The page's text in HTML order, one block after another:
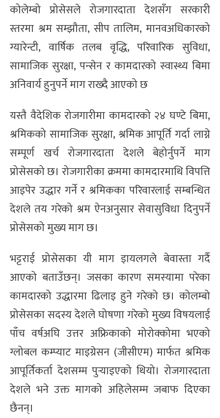
कोलेम्बो प्रोसेसले रोजगारदाता देशसँग सरकारी
स्तरमा श्रम सम्झौता, सीप तालिम, मानवअधिकारको
ग्यारेन्टी, वार्षिक तलब वृद्धि, परिवारिक सुविधा,
सामाजिक सुरक्षा, पन्सेन र कामदारको स्वास्थ्य बिमा
अनिवार्य हुनुपर्ने माग राख्दै आएको छ
यस्तै वैदेशिक रोजगारीमा कामदारको २४ घण्टे बिमा,
श्रमिकको सामाजिक सुरक्षा, श्रमिक आपूर्ति गर्दा लाग्ने
सम्पूर्ण खर्च रोजगारदाता देशले बेहोर्नुपर्ने माग
प्रोसेसको छ। रोजगारीका क्रममा कामदारमाथि विपत्ति
आइपेर उद्धार गर्ने र श्रमिकका परिवारलाई सम्बन्धित
देशले तय गरेको श्रम ऐनअनुसार सेवासुविधा दिनुपर्ने
प्रोसेसको मुख्य माग छ।
भट्टराई प्रोसेसका यी माग इायलगले बेवास्ता गर्दै
आएको बताउँछन्। जसका कारण समस्यामा परेका
कामदारको उद्धारमा ढिलाइ हुने गरेको छ। कोलम्बो
प्रोसेसका सदस्य देशले घोषणा गरेको मुख्य विषयलाई
पाँच वर्षअघि उत्तर अफ्रिकाको मोरोक्कोमा भएको
ग्लोबल कम्प्याट माइग्रेसन (जीसीएम) मार्फत श्रमिक
आपूर्तिकर्ता देशसम्म पुर्‍याइएको थियो। रोजगारदाता
देशले भने उक्त मागको अहिलेसम्म जबाफ दिएका
छैनन्।